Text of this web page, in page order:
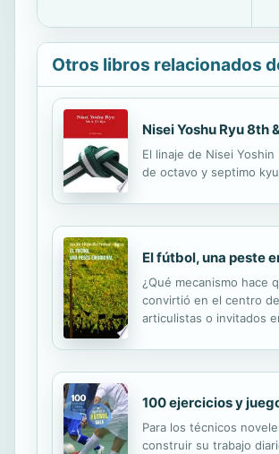
Otros libros relacionados
Nisei Yoshu Ryu 8th
El linaje de Nisei
de octavo y septimo
El fútbol, una peste
¿Qué mecanismo hace
convirtió en el centro
articulistas o invitados
100 ejercicios y
Para los técnicos
construir su trabajo